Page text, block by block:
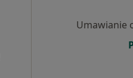
Umawianie